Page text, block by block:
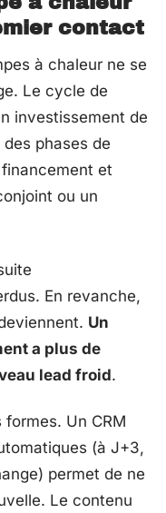
contact
à chaleur ne se
Le cycle de
investissement de
des phases de
et
ou un
En revanche,
Un
a plus de
lead froid.
Un CRM
(à J+3,
permet de ne
Le contenu